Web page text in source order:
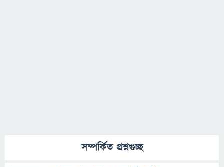
সম্পর্কিত প্রশ্নগুচ্ছ